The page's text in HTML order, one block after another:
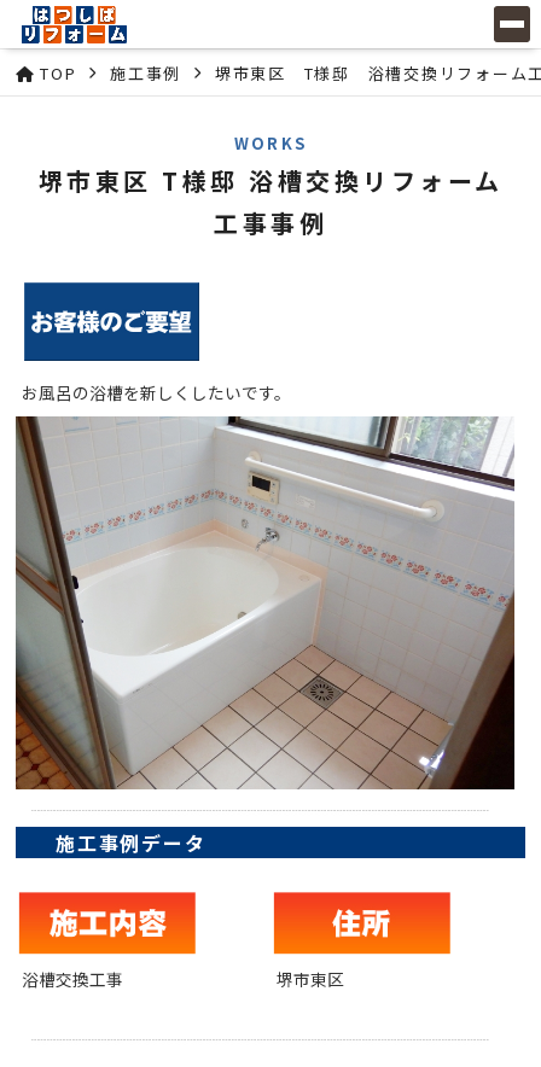
TOP 施工事例 堺市東区 T様邸 浴槽交換リフォーム
WORKS
堺市東区 T様邸 浴槽交換リフォーム
工事事例
お風呂の浴槽を新しくしたいです。
施工事例データ
浴槽交換工事 堺市東区